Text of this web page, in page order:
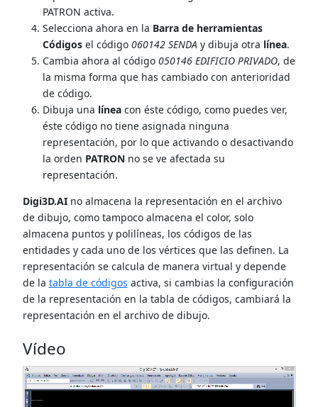
PATRON activa.
Selecciona ahora en la Barra de herramientas
Códigosel código 060142 SENDA y dibuja otra línea.
Cambia ahora al código 050146 EDIFICIO PRIVADO, de
la misma forma que has cambiado con anterioridad
de código.
Dibuja una líneacon éste código, como puedes ver,
éste código no tiene asignada ninguna
representación, por lo que activando o desactivando
la orden PATRONno se ve afectada su
representación.
Digi3D.AIno almacena la representación en el archivo
de dibujo, como tampoco almacena el color, solo
almacena puntos y polilíneas, los códigos de las
entidades y cada uno de los vértices que las definen. La
representación se calcula de manera virtual y depende
de la tabla de códigos activa, si cambias la configuración
de la representación en la tabla de códigos, cambiará la
representación en el archivo de dibujo.
Vídeo